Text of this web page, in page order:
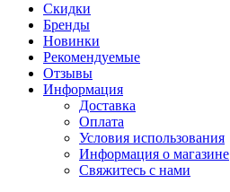
Скидки
Бренды
Новинки
Рекомендуемые
Отзывы
Информация
Доставка
Оплата
Условия использования
Информация о магазине
Свяжитесь с нами